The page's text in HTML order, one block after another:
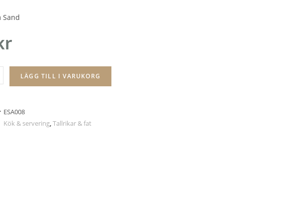
Sand
LÄGG TILL I VARUKORG
ESA008
Kök & servering,Tallrikar & fat